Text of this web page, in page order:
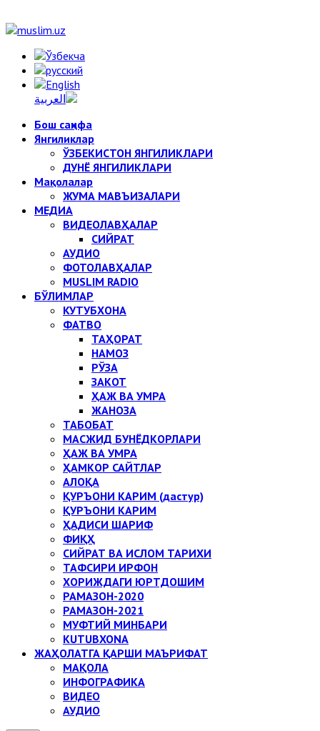
Бош саҳифа
Янгиликлар
ЎЗБЕКИСТОН ЯНГИЛИКЛАРИ
ДУНЁ ЯНГИЛИКЛАРИ
Мақолалар
ЖУМА МАВЪИЗАЛАРИ
МЕДИА
ВИДЕОЛАВҲАЛАР
СИЙРАТ
АУДИО
ФОТОЛАВҲАЛАР
MUSLIM RADIO
БЎЛИМЛАР
КУТУБХОНА
ФАТВО
ТАҲОРАТ
НАМОЗ
РЎЗА
ЗАКОТ
ҲАЖ ВА УМРА
ЖАНОЗА
ТАБОБАТ
МАСЖИД БУНЁДКОРЛАРИ
ҲАЖ ВА УМРА
ҲАМКОР САЙТЛАР
АЛОҚА
ҚУРЪОНИ КАРИМ (дастур)
ҚУРЪОНИ КАРИМ
ҲАДИСИ ШАРИФ
ФИҚҲ
СИЙРАТ ВА ИСЛОМ ТАРИХИ
ТАФСИРИ ИРФОН
ХОРИЖДАГИ ЮРТДОШИМ
РАМАЗОН-2020
РАМАЗОН-2021
МУФТИЙ МИНБАРИ
KUTUBXONA
ЖАҲОЛАТГА ҚАРШИ МАЪРИФАТ
МАҚОЛА
ИНФОГРАФИКА
ВИДЕО
АУДИО